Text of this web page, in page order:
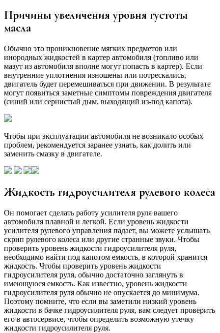
Причины увеличения уровня густоты
масла
Обычно это проникновение мягких предметов или
инородных жидкостей в картер автомобиля (топливо или
мазут из автомобиля вполне могут попасть в картер). Если
внутренние уплотнения изношены или потрескались,
двигатель будет перемешиваться при движении. В результате
могут появиться заметные симптомы повреждения двигателя
(синий или сернистый дым, выходящий из-под капота).
Чтобы при эксплуатации автомобиля не возникало особых
проблем, рекомендуется заранее узнать, как долить или
заменить смазку в двигателе.
Жидкость гидроусилителя рулевого колеса
Он помогает сделать работу усилителя руля вашего
автомобиля плавной и легкой. Если уровень жидкости
усилителя рулевого управления падает, вы можете услышать
скрип рулевого колеса или другие странные звуки. Чтобы
проверить уровень жидкости гидроусилителя руля,
необходимо найти под капотом емкость, в которой хранится
жидкость. Чтобы проверить уровень жидкости
гидроусилителя руля, обычно достаточно заглянуть в
имеющуюся емкость. Как известно, уровень жидкости
гидроусилителя руля обычно не опускается до минимума.
Поэтому помните, что если вы заметили низкий уровень
жидкости в бачке гидроусилителя руля, вам следует проверить
его в автосервисе, чтобы определить возможную утечку
жидкости гидроусилителя руля.